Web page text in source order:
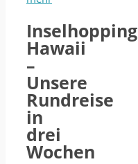
Inselhopping
Hawaii
–
Unsere
Rundreise
in
drei
Wochen